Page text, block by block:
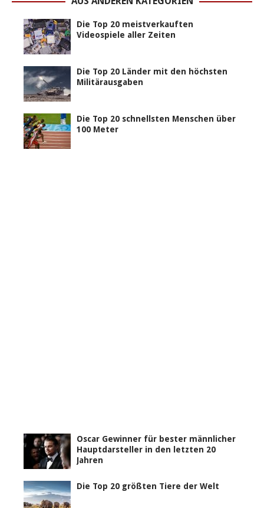
Die Top 20 meistverkauften
Videospiele aller Zeiten
Die Top 20 Länder mit den höchsten
Militärausgaben
Die Top 20 schnellsten Menschen über
100 Meter
Oscar Gewinner für bester männlicher
Hauptdarsteller in den letzten 20
Jahren
Die Top 20 größten Tiere der Welt